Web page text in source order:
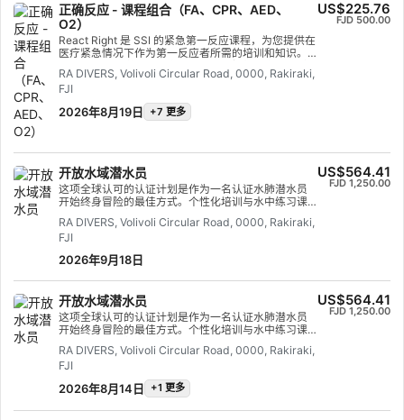
正确反应 - 课程组合（FA、CPR、AED、
O2）
React Right 是 SSI 的紧急第一反应课程，为您提供在
医疗紧急情况下作为第一反应者所需的培训和知识。
在这个灵活的潜水课程中，您可以选择想要学习的科
目，包括初级评估、急救、心肺复苏术和初级稳定技
术。您还可以学习潜水紧急情况下的氧气管理和自动
体外除颤器 (AED) 基础知识。 通过学术课程和实际培
训场景的结合，该课程将为您提供应急响应所需的工
支持。 获得 SSI React Right 专业认证。立即开始
RA DIVERS, Volivoli Circular Road, 0000, Rakiraki,
FJI
2026年8月19日 +7 更多
US$225.76
FJD 500.00
开放水域潜水员
这项全球认可的认证计划是作为一名认证水肺潜水员
开始终身冒险的最佳方式。个性化培训与水中练习课
正做到游刃有余。您将获得 SSI 开放水域潜水员证
书。
RA DIVERS, Volivoli Circular Road, 0000, Rakiraki,
FJI
2026年9月18日
US$564.41
FJD 1,250.00
开放水域潜水员
这项全球认可的认证计划是作为一名认证水肺潜水员
开始终身冒险的最佳方式。个性化培训与水中练习课
正做到游刃有余。您将获得 SSI 开放水域潜水员证
书。
RA DIVERS, Volivoli Circular Road, 0000, Rakiraki,
FJI
2026年8月14日 +1 更多
US$564.41
FJD 1,250.00